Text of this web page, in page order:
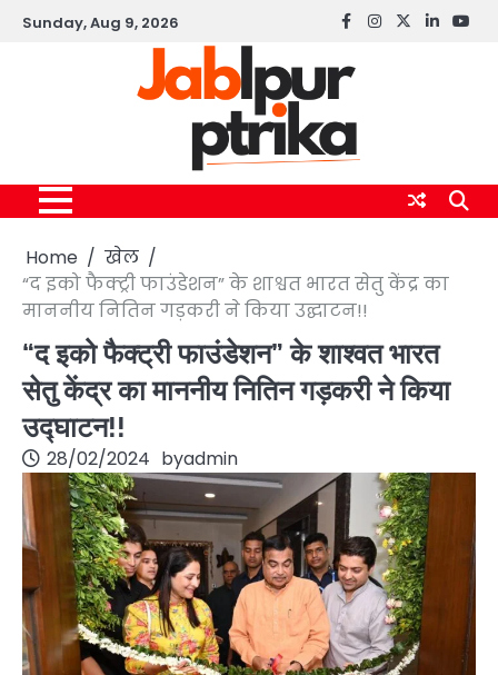
SkipSunday, Aug 9, 2026 Facebook
instagram
twitterlinkedin
Home
खेल
“द इको फैक्ट्री फाउंडेशन” के शाश्वत भारत सेतु केंद्र का
माननीय नितिन गड़करी ने किया उद्घाटन!!
“द इको फैक्ट्री फाउंडेशन” के शाश्वत भारत
सेतु केंद्र का माननीय नितिन गड़करी ने किया
उद्घाटन!!
28/02/2024 byadmin